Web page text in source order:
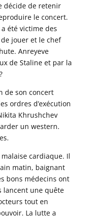
décide de retenir
le concert.
été victime des
jouer et le chef
Anreyeve
de Staline et par la
de son concert
ordres d’exécution
Khrushchev
un western.
cardiaque. Il
matin, baignant
bons médecins ont
lancent une quête
tout en
La lutte a